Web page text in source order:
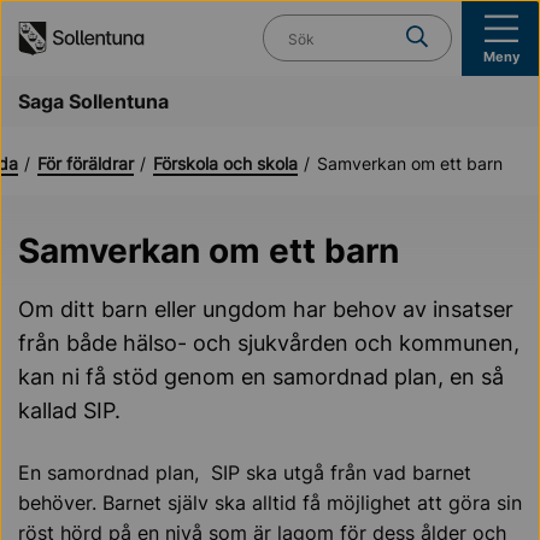
Vad söker du?
Meny
Saga Sollentuna
För föräldrar Förskola och skola Samverkan om ett barn
Samverkan om ett barn
Om ditt barn eller ungdom har behov av insatser
från både hälso- och sjukvården och kommunen,
kan ni få stöd genom en samordnad plan, en så
kallad SIP.
En samordnad plan, SIP ska utgå från vad barnet
behöver. Barnet själv ska alltid få möjlighet att göra sin
röst hörd på en nivå som är lagom för dess ålder och